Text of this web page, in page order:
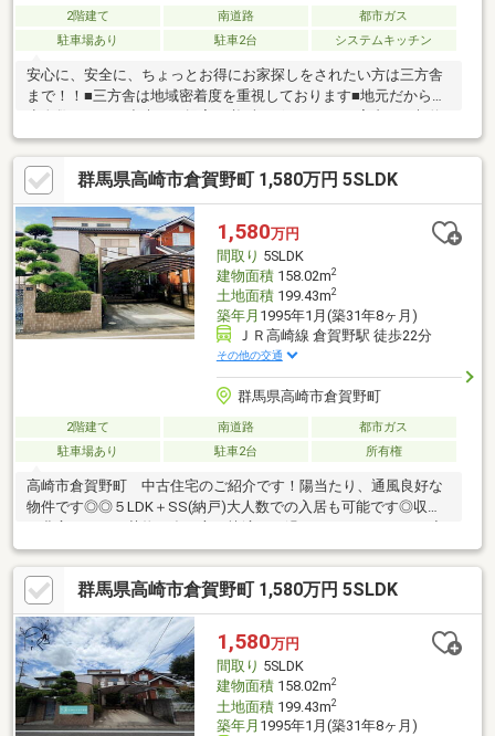
2階建て 南道路
都市ガス
駐車場あり
駐車2台 システムキッチン
安心に、安全に、ちょっとお得にお家探しをされたい方は三方舎
まで！！■三方舎は地域密着度を重視しております■地元だから！
～お引渡し～アフターフォローまでお客様とマンツーマン体制！
転勤等が無い為に担当が急に変わってしまう心配も無し!
群馬県高崎市倉賀野町 1,580万円 5SLDK
1,580万円
間取り 5SLDK
建物面積158.02m2
土地面積199.43m2
築年月 1995年1月(築31年8ヶ月)
ＪＲ高崎線 倉賀野駅 徒歩22分
その他の交通
群馬県高崎市倉賀野町
2階建て 南道路
都市ガス
駐車場あり
駐車2台 所有権
高崎市倉賀野町 中古住宅のご紹介です！陽当たり、通風良好な
物件です◎◎５LDK＋SS(納戸)大人数での入居も可能です◎収納
も豊富なため、荷物が多い方も快適にお過ごしいただけます！◇
嬉しいカーポート付並列で2台駐車可能です♪カーポートがあるの
で車を雨から守ることができます。◇交通アクセス良好国道17号
線まで車で約5分徒歩15分圏内商業施設充実！◇◆周辺施設
◇◆・フレッセイ倉賀野西店・ベイシアフーズパーク高崎倉賀野
店・セブンイレブン高崎倉賀野町上町店・クスリのアオキ倉賀野
店◆◇◆中古戸建をお探しなら、LIXIL不動産ショップのトウショ
ウレックスへ◆◇◆
群馬県高崎市倉賀野町 1,580万円 5SLDK
1,580万円
間取り 5SLDK
建物面積158.02m2
土地面積199.43m2
築年月 1995年1月(築31年8ヶ月)